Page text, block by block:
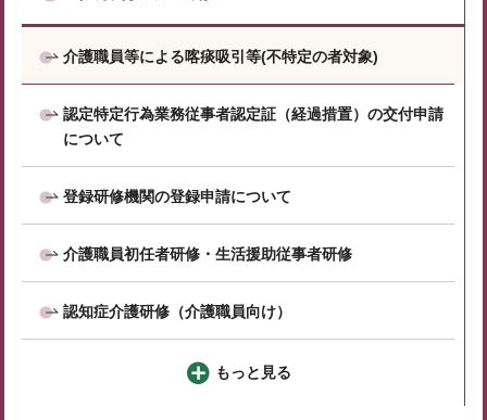
介護職員等による喀痰吸引等(不特定の者対象)
認定特定行為業務従事者認定証（経過措置）の交付申請
について
登録研修機関の登録申請について
介護職員初任者研修・生活援助従事者研修
認知症介護研修（介護職員向け）
もっと見る